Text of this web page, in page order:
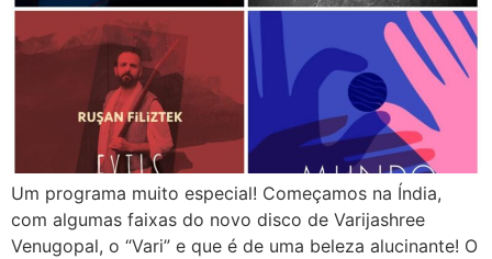
Um programa muito especial! Começamos na Índia,
com algumas faixas do novo disco de Varijashree
Venugopal, o “Vari” e que é de uma beleza alucinante! O